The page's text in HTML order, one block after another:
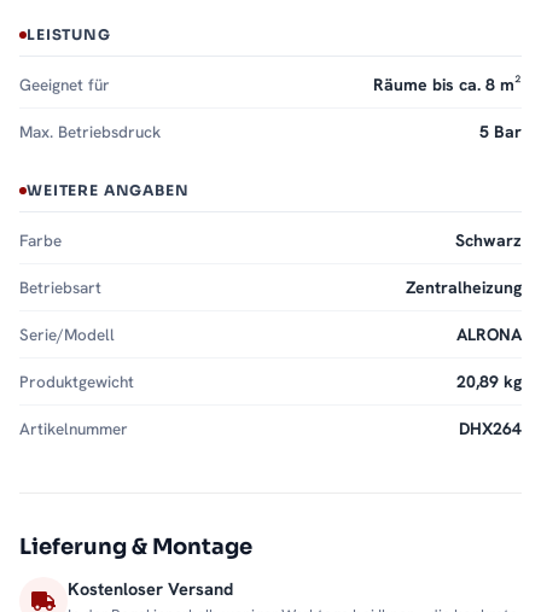
LEISTUNG
Geeignet für Räume bis ca. 8 m²
Max. Betriebsdruck 5 Bar
WEITERE ANGABEN
Farbe Schwarz
Betriebsart Zentralheizung
Serie/Modell ALRONA
Produktgewicht 20,89 kg
Artikelnummer DHX264
Lieferung & Montage
Kostenloser Versand